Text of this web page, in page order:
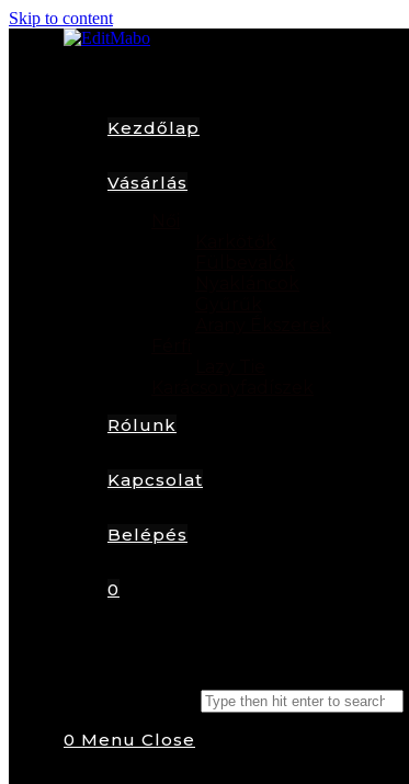
Skip to content
Kezdőlap
Vásárlás
Rólunk
Kapcsolat
Belépés
0
0 Menu Close